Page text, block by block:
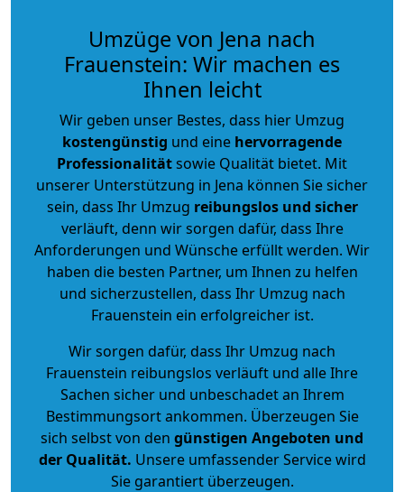
Umzüge von Jena nach
Frauenstein: Wir machen es
Ihnen leicht
Wir geben unser Bestes, dass hier Umzug
kostengünstig und eine hervorragende
Professionalitätsowie Qualität bietet. Mit
unserer Unterstützung in Jena können Sie sicher
sein, dass Ihr Umzug reibungslos und sicher
verläuft, denn wir sorgen dafür, dass Ihre
Anforderungen und Wünsche erfüllt werden. Wir
haben die besten Partner, um Ihnen zu helfen
und sicherzustellen, dass Ihr Umzug nach
Frauenstein ein erfolgreicher ist.
Wir sorgen dafür, dass Ihr Umzug nach
Frauenstein reibungslos verläuft und alle Ihre
Sachen sicher und unbeschadet an Ihrem
Bestimmungsort ankommen. Überzeugen Sie
sich selbst von den günstigen Angeboten und
der Qualität. Unsere umfassender Service wird
Sie garantiert überzeugen.